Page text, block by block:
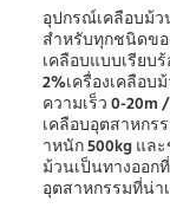
อุปกรณ์เคลือบม้
สําหรับทุกชนิดข
เคลือบแบบเรียบ
2%เครื่องเคลือ
ความเร็ว 0-
เคลือบอุตสาหกร
าหนัก 500kg แล
ม้วนเป็นทางออก
อุตสาหกรรมที่น่